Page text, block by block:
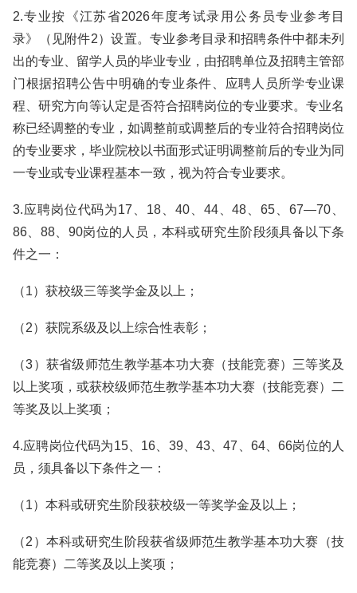
2.专业按《江苏省2026年度考试录用公务员专业参考目
录》（见附件2）设置。专业参考目录和招聘条件中都未列
出的专业、留学人员的毕业专业，由招聘单位及招聘主管部
门根据招聘公告中明确的专业条件、应聘人员所学专业课
程、研究方向等认定是否符合招聘岗位的专业要求。专业名
称已经调整的专业，如调整前或调整后的专业符合招聘岗位
的专业要求，毕业院校以书面形式证明调整前后的专业为同
一专业或专业课程基本一致，视为符合专业要求。
3.应聘岗位代码为17、18、40、44、48、65、67—70、
86、88、90岗位的人员，本科或研究生阶段须具备以下条
件之一：
（1）获校级三等奖学金及以上；
（2）获院系级及以上综合性表彰；
（3）获省级师范生教学基本功大赛（技能竞赛）三等奖及
以上奖项，或获校级师范生教学基本功大赛（技能竞赛）二
等奖及以上奖项；
4.应聘岗位代码为15、16、39、43、47、64、66岗位的人
员，须具备以下条件之一：
（1）本科或研究生阶段获校级一等奖学金及以上；
（2）本科或研究生阶段获省级师范生教学基本功大赛（技
能竞赛）二等奖及以上奖项；